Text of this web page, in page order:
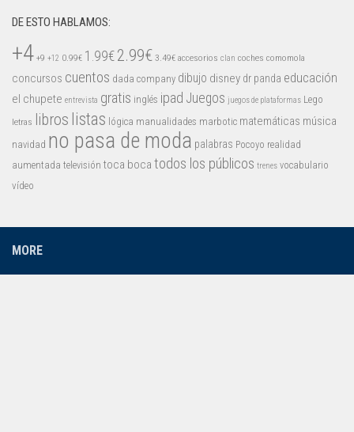
DE ESTO HABLAMOS:
+4 +9 +12 0.99€ 1.99€ 2.99€ 3.49€ accesorios clan coches comomola
concursos cuentos dada company dibujo disney dr panda educación
el chupete entrevista gratis inglés ipad Juegos juegos de plataformas Lego
letras libros listas lógica manualidades marbotic matemáticas música
navidad no pasa de moda palabras Pocoyo realidad
aumentada televisión toca boca todos los públicos trenes vocabulario
vídeo
MORE